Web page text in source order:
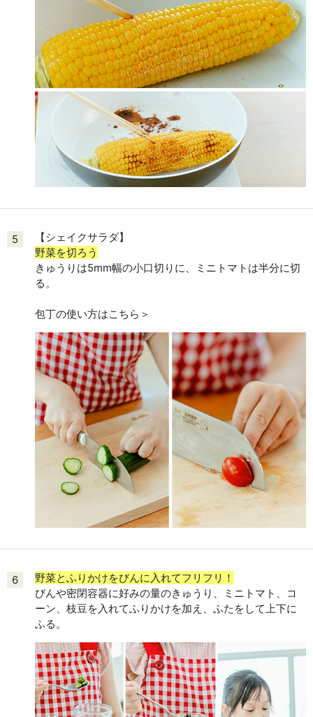
5
【シェイクサラダ】
野菜を切ろう
きゅうりは5mm幅の小口切りに、ミニトマトは半分に切
る。
包丁の使い方はこちら＞
6
野菜とふりかけをびんに入れてフリフリ！
びんや密閉容器に好みの量のきゅうり、ミニトマト、コ
ーン、枝豆を入れてふりかけを加え、ふたをして上下に
ふる。